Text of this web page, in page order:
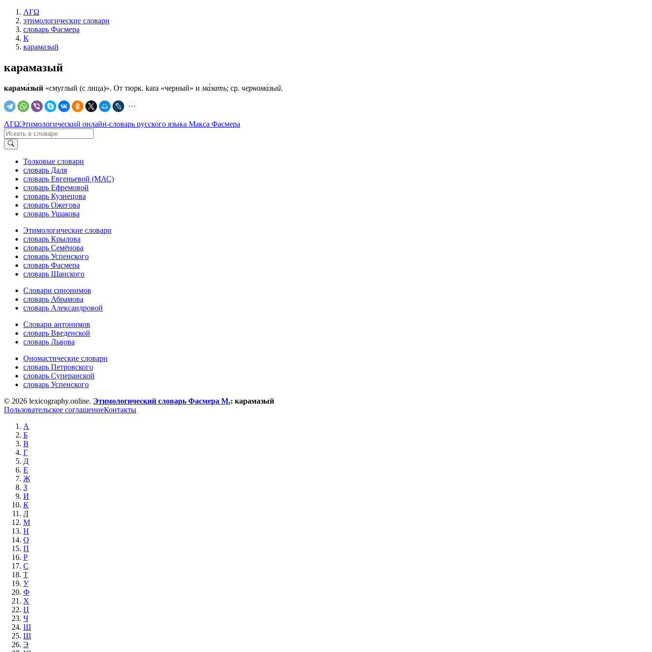
ΛΓΩ
этимологические словари
словарь Фасмера
К
карамазый
карамазый
карама́зый «смуглый (с лица)». От тюрк. kara «черный» и ма́зать; ср. чернома́зый.
ΛΓΩЭтимологический онлайн-словарь русского языка Макса Фасмера
Толковые словари
словарь Даля
словарь Евгеньевой (МАС)
словарь Ефремовой
словарь Кузнецова
словарь Ожегова
словарь Ушакова
Этимологические словари
словарь Крылова
словарь Семёнова
словарь Успенского
словарь Фасмера
словарь Шанского
Словари синонимов
словарь Абрамова
словарь Александровой
Словари антонимов
словарь Введенской
словарь Львова
Ономастические словари
словарь Петровского
словарь Суперанской
словарь Успенского
© 2026 lexicography.online. Этимологический словарь Фасмера М.: карамазый
Пользовательское соглашениеКонтакты
А
Б
В
Г
Д
Е
Ж
З
И
К
Л
М
Н
О
П
Р
С
Т
У
Ф
Х
Ц
Ч
Ш
Щ
Э